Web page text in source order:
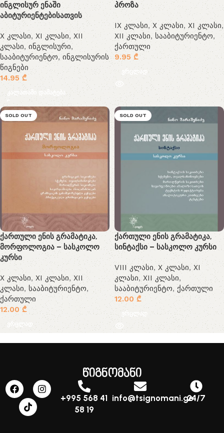
ინგლისურ ენაში
აბიტურიენტებისათვის
X კლასი, XI კლასი, XII
კლასი, ინგლისური,
სააბიტურიენტო,ინგლისურის
წიგნები
14.95₾
კალათაში დამატება
პროზა
IX კლასი,X კლასი, XI კლასი,
XII კლასი, სააბიტურიენტო,
ქართული
9.95 ₾
ვრცლად
SOLD OUT
ქართული ენის გრამატიკა,
მორფოლოგია – სასკოლო
კურსი
X კლასი,XI კლასი,XII
კლასი,სააბიტურიენტო,
ქართული
12.00₾
ვრცლად
SOLD OUT
ქართული ენის გრამატიკა,
სინტაქსი – სასკოლო კურსი
VIII კლასი,X კლასი, XI
კლასი,XII კლასი,
სააბიტურიენტო, ქართული
12.00₾
ვრცლად
წიგნომანი
+995 568 41
58 19
info@tsignomani.ge24/7